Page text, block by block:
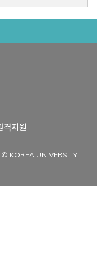
격지원
© KOREA UNIVERSITY